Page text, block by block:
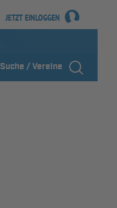
JETZT EINLOGGEN
Suche / Vereine